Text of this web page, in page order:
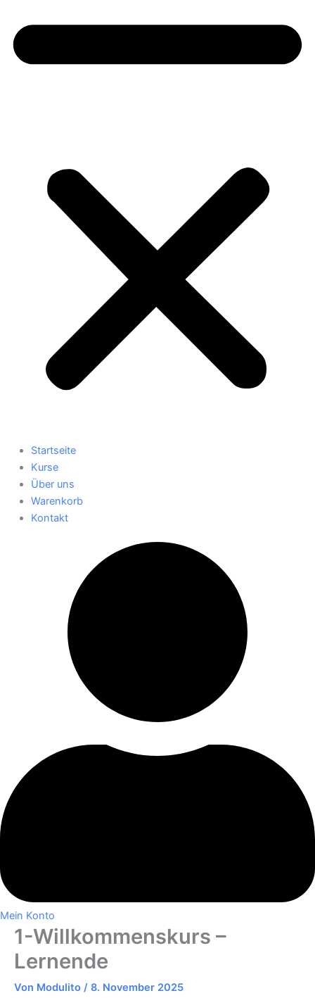
Startseite
Kurse
Über uns
Warenkorb
Kontakt
Mein Konto
1-Willkommenskurs –
Lernende
Von Modulito / 8. November 2025